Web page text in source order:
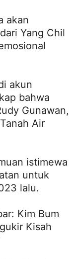
akan
Yang Chil
akun
bahwa
Gunawan,
Air
istimewa
untuk
lalu.
Kim Bum
Kisah